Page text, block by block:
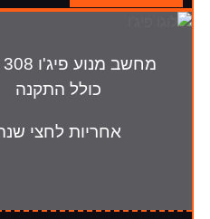
כולל התקנה
אחריות לחצי